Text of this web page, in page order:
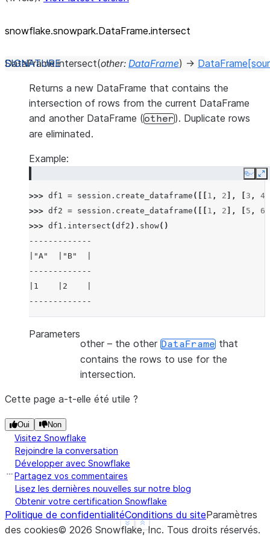
snowflake.snowpark.DataFrame.intersect
DataFrame.intersect(other: DataFrame) → DataFrame
Returns a new DataFrame that contains the
intersection of rows from the current DataFrame
and another DataFrame (other). Duplicate rows
are eliminated.
Example:
Copy
>>> df1 = session . create_dataframe ([[ 1 , 2 ], 3 , 4
>>> df2 = session . create_dataframe ([[ 1 , 2 ], 5 , 6
>>> df1 . intersect (df2 ) . show()
-------------
|"A"  |"B"  |
-------------
|1    |2    |
-------------
Show less
See more
Parameters
other – the other DataFrame that
contains the rows to use for the
intersection.
Cette page a-t-elle été utile ?
Oui Non
Visitez Snowflake
Rejoindre la conversation
Développer avec Snowflake
Partagez vos commentaires
Lisez les dernières nouvelles sur notre blog
Obtenir votre certification Snowflake
Politique de confidentialitéConditions du siteParamètres
des cookies© 2026 Snowflake, Inc. Tous droits réservés.